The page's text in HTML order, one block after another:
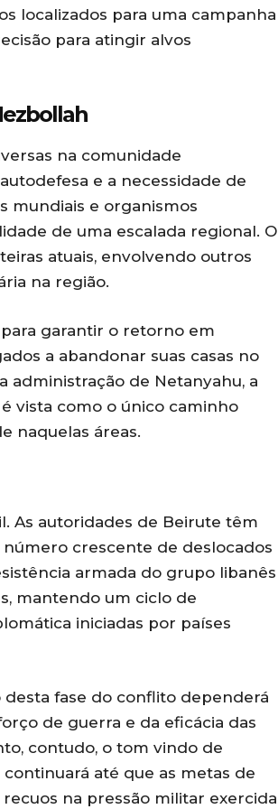
localizados para uma campanha
para atingir alvos
na comunidade
e a necessidade de
mundiais e organismos
de uma escalada regional. O
atuais, envolvendo outros
na região.
garantir o retorno em
a abandonar suas casas no
administração de Netanyahu, a
vista como o único caminho
naquelas áreas.
As autoridades de Beirute têm
crescente de deslocados
armada do grupo libanês
mantendo um ciclo de
iniciadas por países
fase do conflito dependerá
de guerra e da eficácia das
contudo, o tom vindo de
até que as metas de
na pressão militar exercida